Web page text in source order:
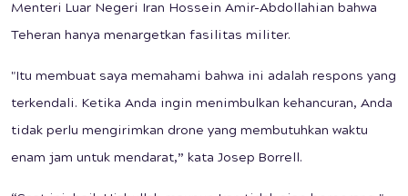
Menteri Luar Negeri Iran Hossein Amir-Abdollahian bahwa
Teheran hanya menargetkan fasilitas militer.
"Itu membuat saya memahami bahwa ini adalah respons yang
terkendali. Ketika Anda ingin menimbulkan kehancuran, Anda
tidak perlu mengirimkan drone yang membutuhkan waktu
enam jam untuk mendarat,” kata Josep Borrell.